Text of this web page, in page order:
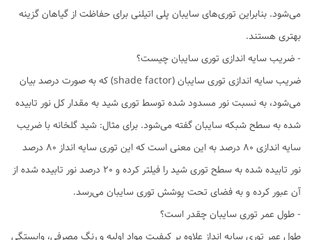
می‌شود. بنابراین توری‌های سایبان پلی اتیلنی برای حفاظت از گیاهان گزینه
بهتری هستند.
- ضریب سایه اندازی توری سایبان چیست؟
ضریب سایه اندازی توری سایبان (shade factor) که به صورت درصد بیان
می‌شود، به نسبت نور مسدود شده توسط توری شید به مقدار کل نور تابیده
شده به سطح شبکه سایبان گفته می‌شود. برای مثال: شید گلخانه با ضریب
سایه اندازی 80 درصد به این معنی است که این توری سایه انداز 80 درصد
نور تابیده شده به سطح توری شید را فیلتر کرده و 20 درصد نور تابیده شده از
آن عبور کرده و به فضای تحت پوشش توری سایبان می‌رسد.
- طول عمر توری سایبان چقدر است؟
طول عمر توری سایه انداز علاوه بر کیفیت مواد اولیه و رنگ مصرفی، وابستگی